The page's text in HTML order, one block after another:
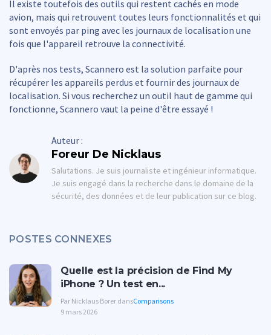
Il existe toutefois des outils qui restent cachés en mode
avion, mais qui retrouvent toutes leurs fonctionnalités et qui
sont envoyés par ping avec les journaux de localisation une
fois que l'appareil retrouve la connectivité.
D'après nos tests, Scannero est la solution parfaite pour
récupérer les appareils perdus et fournir des journaux de
localisation. Si vous recherchez un outil haut de gamme qui
fonctionne, Scannero vaut la peine d'être essayé !
Auteur :
Foreur De Nicklaus
Salutations. Je suis journaliste et ingénieur informatique.
Je suis engagé dans la recherche dans le domaine de la
sécurité, des données et de leur publication sur ce blog.
POSTES CONNEXES
Quelle est la précision de Find My
iPhone ? Un test en...
Par Nicklaus Borer dansComparisons
9 mars 2026